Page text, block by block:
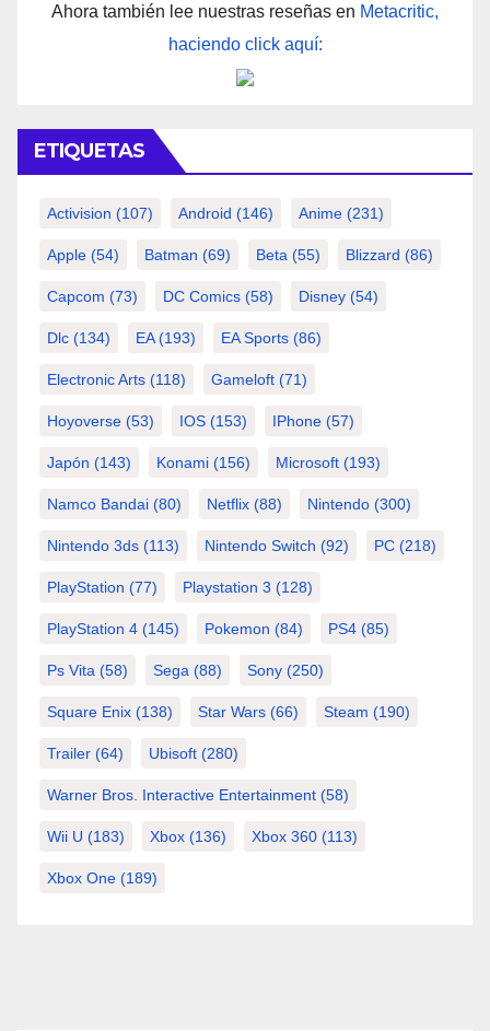
Ahora también lee nuestras reseñas en Metacritic,
haciendo click aquí:
ETIQUETAS
Activision (107) Android (146) Anime (231)
Apple (54) Batman (69) Beta (55) Blizzard (86)
Capcom (73) DC Comics (58) Disney (54)
Dlc (134) EA(193) EA Sports (86)
Electronic Arts (118) Gameloft (71)
Hoyoverse (53) IOS (153) IPhone (57)
Japón (143) Konami (156) Microsoft (193)
Namco Bandai (80) Netflix (88) Nintendo (300)
Nintendo 3ds (113) Nintendo Switch (92) PC (218)
PlayStation (77) Playstation 3 (128)
PlayStation 4 (145) Pokemon (84) PS4 (85)
Ps Vita (58) Sega (88) Sony (250)
Square Enix (138) Star Wars (66) Steam (190)
Trailer (64) Ubisoft (280)
Warner Bros. Interactive Entertainment (58)
Wii U (183) Xbox (136) Xbox 360 (113)
Xbox One (189)